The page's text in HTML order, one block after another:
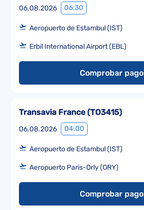
06.08.2026 06:30
Aeropuerto de Estambul (IST)
Erbil International Airport (EBL)
Comprobar pago
06.08.2026 04:00
Transavia France(TO3415)
Aeropuerto de Estambul (IST)
Aeropuerto Paris-Orly (ORY)
Comprobar pago